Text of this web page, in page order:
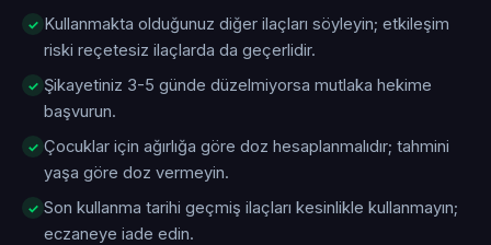
Kullanmakta olduğunuz diğer ilaçları söyleyin; etkileşim
riski reçetesiz ilaçlarda da geçerlidir.
Şikayetiniz 3-5 günde düzelmiyorsa mutlaka hekime
başvurun.
Çocuklar için ağırlığa göre doz hesaplanmalıdır; tahmini
yaşa göre doz vermeyin.
Son kullanma tarihi geçmiş ilaçları kesinlikle kullanmayın;
eczaneye iade edin.